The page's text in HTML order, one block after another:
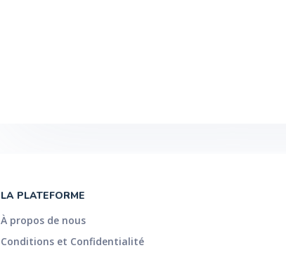
LA PLATEFORME
À propos de nous
Conditions et Confidentialité